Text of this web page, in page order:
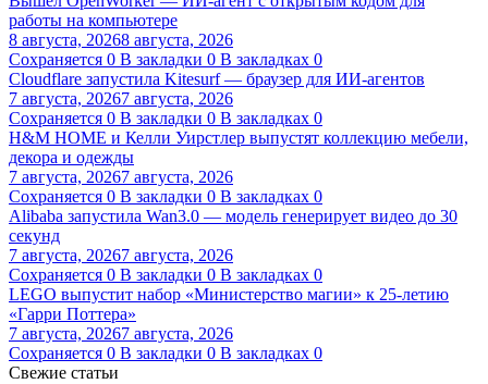
работы на компьютере
8 августа, 20268 августа, 2026
Сохраняется 0 В закладки 0 В закладках 0
Cloudflare запустила Kitesurf — браузер для ИИ-агентов
7 августа, 20267 августа, 2026
Сохраняется 0 В закладки 0 В закладках 0
H&M HOME и Келли Уирстлер выпустят коллекцию мебели,
декора и одежды
7 августа, 20267 августа, 2026
Сохраняется 0 В закладки 0 В закладках 0
Alibaba запустила Wan3.0 — модель генерирует видео до 30
секунд
7 августа, 20267 августа, 2026
Сохраняется 0 В закладки 0 В закладках 0
LEGO выпустит набор «Министерство магии» к 25-летию
«Гарри Поттера»
7 августа, 20267 августа, 2026
Сохраняется 0 В закладки 0 В закладках 0
Свежие статьи